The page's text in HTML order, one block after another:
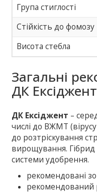
Група стиглості
Стійкість до фомозу
Висота стебла
Загальні
ДК
ДК Ексіджент –
числі до ВЖМТ (вірусу
до розтріскування
вирощування. Гібрид
системи удобрення.
рекомендовані
рекомендований